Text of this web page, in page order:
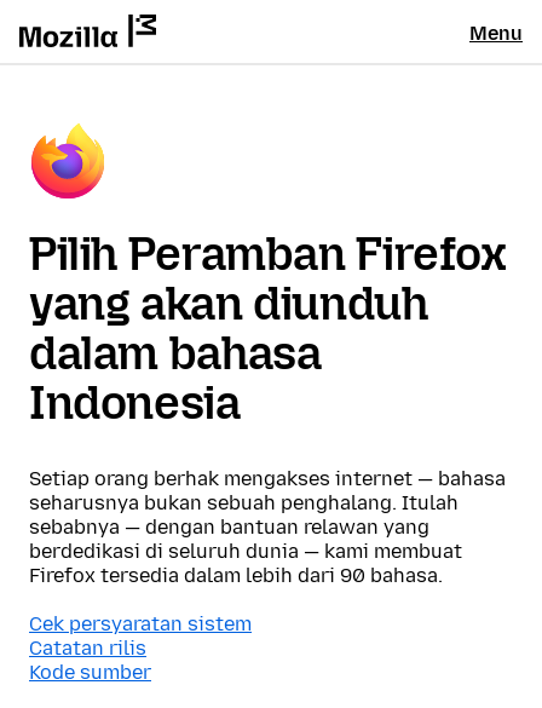
Menu
Pilih Peramban Firefox
yang akan diunduh
dalam bahasa
Indonesia
Setiap orang berhak mengakses internet — bahasa
seharusnya bukan sebuah penghalang. Itulah
sebabnya — dengan bantuan relawan yang
berdedikasi di seluruh dunia — kami membuat
Firefox tersedia dalam lebih dari 90 bahasa.
Cek persyaratan sistem
Catatan rilis
Kode sumber